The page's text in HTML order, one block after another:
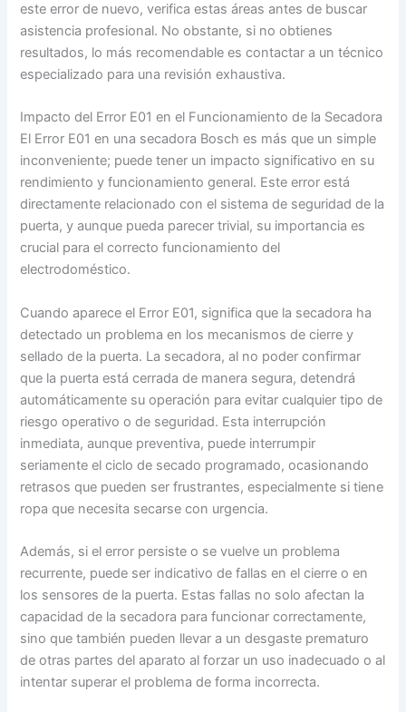
este error de nuevo, verifica estas áreas antes de buscar
asistencia profesional. No obstante, si no obtienes
resultados, lo más recomendable es contactar a un técnico
especializado para una revisión exhaustiva.
Impacto del Error E01 en el Funcionamiento de la Secadora
El Error E01 en una secadora Bosch es más que un simple
inconveniente; puede tener un impacto significativo en su
rendimiento y funcionamiento general. Este error está
directamente relacionado con el sistema de seguridad de la
puerta, y aunque pueda parecer trivial, su importancia es
crucial para el correcto funcionamiento del
electrodoméstico.
Cuando aparece el Error E01, significa que la secadora ha
detectado un problema en los mecanismos de cierre y
sellado de la puerta. La secadora, al no poder confirmar
que la puerta está cerrada de manera segura, detendrá
automáticamente su operación para evitar cualquier tipo de
riesgo operativo o de seguridad. Esta interrupción
inmediata, aunque preventiva, puede interrumpir
seriamente el ciclo de secado programado, ocasionando
retrasos que pueden ser frustrantes, especialmente si tiene
ropa que necesita secarse con urgencia.
Además, si el error persiste o se vuelve un problema
recurrente, puede ser indicativo de fallas en el cierre o en
los sensores de la puerta. Estas fallas no solo afectan la
capacidad de la secadora para funcionar correctamente,
sino que también pueden llevar a un desgaste prematuro
de otras partes del aparato al forzar un uso inadecuado o al
intentar superar el problema de forma incorrecta.